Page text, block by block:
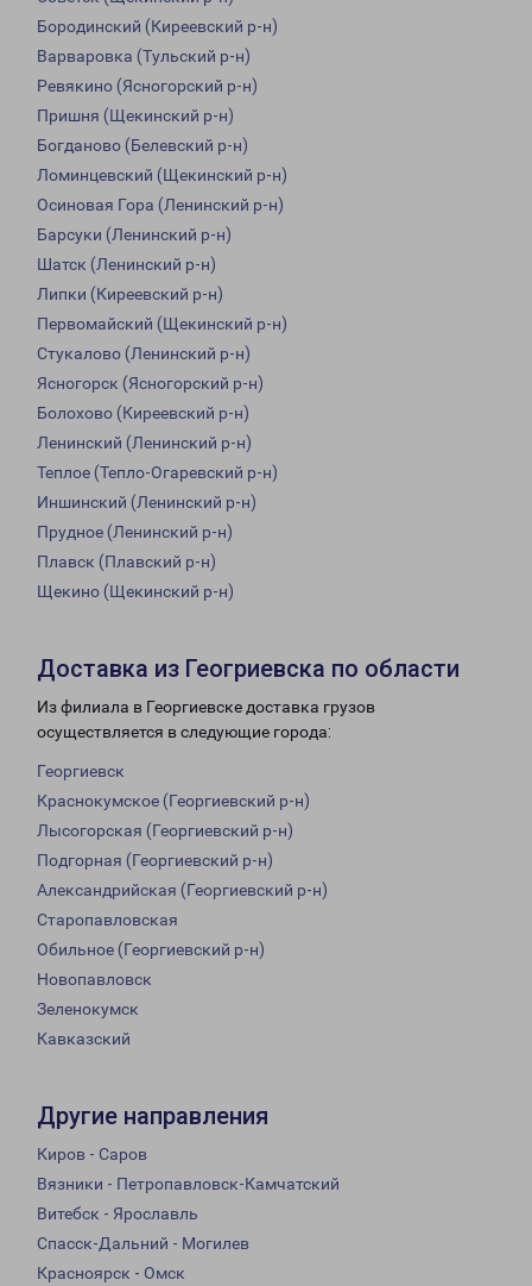
Бородинский (Киреевский р-н)
Варваровка (Тульский р-н)
Ревякино (Ясногорский р-н)
Пришня (Щекинский р-н)
Богданово (Белевский р-н)
Ломинцевский (Щекинский р-н)
Осиновая Гора (Ленинский р-н)
Барсуки (Ленинский р-н)
Шатск (Ленинский р-н)
Липки (Киреевский р-н)
Первомайский (Щекинский р-н)
Стукалово (Ленинский р-н)
Ясногорск (Ясногорский р-н)
Болохово (Киреевский р-н)
Ленинский (Ленинский р-н)
Теплое (Тепло-Огаревский р-н)
Иншинский (Ленинский р-н)
Прудное (Ленинский р-н)
Плавск (Плавский р-н)
Щекино (Щекинский р-н)
Доставка из Геогриевска по области
Из филиала в Георгиевске доставка грузов
осуществляется в следующие города:
Георгиевск
Краснокумское (Георгиевский р-н)
Лысогорская (Георгиевский р-н)
Подгорная (Георгиевский р-н)
Александрийская (Георгиевский р-н)
Старопавловская
Обильное (Георгиевский р-н)
Новопавловск
Зеленокумск
Кавказский
Другие направления
Киров - Саров
Вязники - Петропавловск-Камчатский
Витебск - Ярославль
Спасск-Дальний - Могилев
Красноярск - Омск